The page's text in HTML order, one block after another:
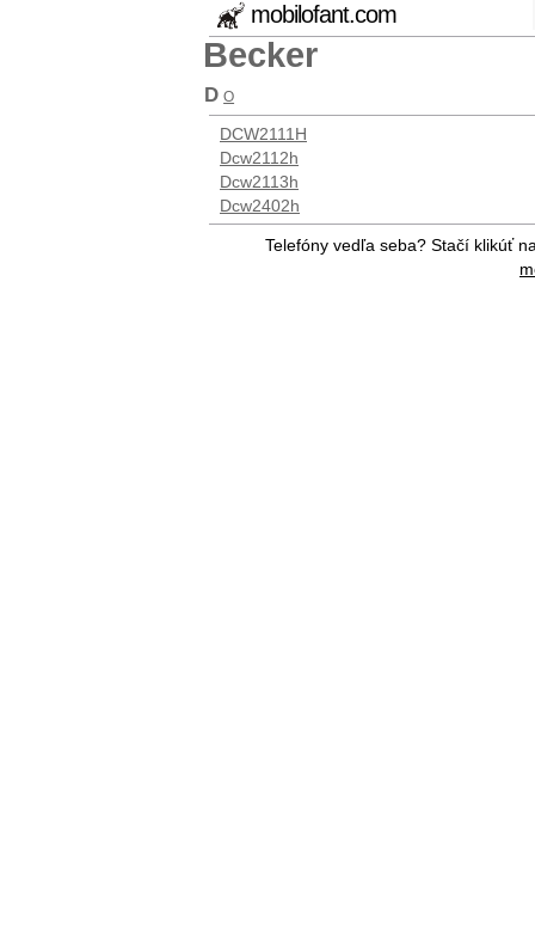
mobilofant.com
Becker
D O
DCW2111H
Dcw2112h
Dcw2113h
Dcw2402h
Telefóny vedľa seba? Stačí klikúť